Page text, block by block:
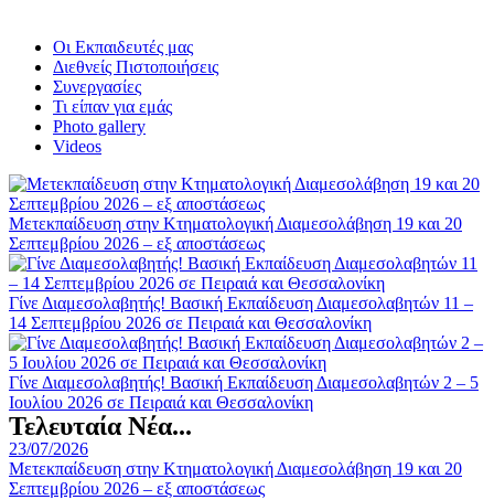
Οι Εκπαιδευτές μας
Διεθνείς Πιστοποιήσεις
Συνεργασίες
Τι είπαν για εμάς
Photo gallery
Videos
Μετεκπαίδευση στην Κτηματολογική Διαμεσολάβηση 19 και 20
Σεπτεμβρίου 2026 – εξ αποστάσεως
Γίνε Διαμεσολαβητής! Βασική Εκπαίδευση Διαμεσολαβητών 11 –
14 Σεπτεμβρίου 2026 σε Πειραιά και Θεσσαλονίκη
Γίνε Διαμεσολαβητής! Βασική Εκπαίδευση Διαμεσολαβητών 2 – 5
Ιουλίου 2026 σε Πειραιά και Θεσσαλονίκη
Τελευταία Νέα...
23/07/2026
Μετεκπαίδευση στην Κτηματολογική Διαμεσολάβηση 19 και 20
Σεπτεμβρίου 2026 – εξ αποστάσεως